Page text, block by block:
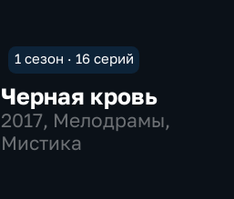
1 сезон · 16 серий
Черная кровь
2017, Мелодрамы,
Мистика